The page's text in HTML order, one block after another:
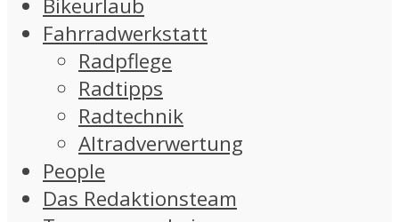
Fahrradwerkstatt
Radpflege
Radtipps
Radtechnik
Altradverwertung
People
Das Redaktionsteam